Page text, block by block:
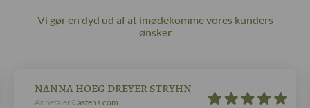
Vi gør en dyd ud af at imødekomme vores kunders
ønsker
NANNA HOEG DREYER STRYHN
Anbefaler Castens.com